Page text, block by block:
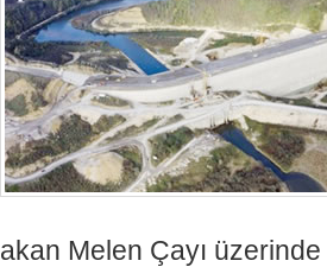
akan Melen Çayı